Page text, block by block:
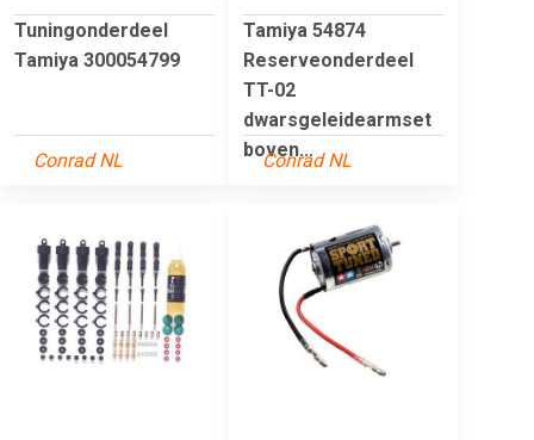
Tuningonderdeel
Tamiya 300054799
Conrad NL
Tamiya 54874
Reserveonderdeel
TT-02
dwarsgeleidearmset
boven...
Conrad NL